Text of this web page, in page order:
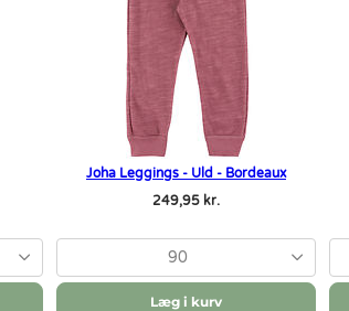
Joha Leggings - Uld - Bordeaux
249,95 kr.
90
Læg i kurv